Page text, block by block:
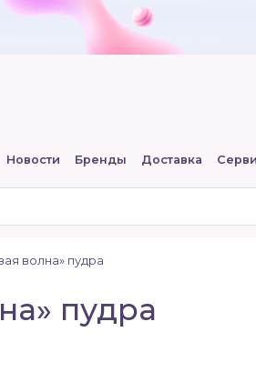
Новости Бренды Доставка
волна» пудра
пудра